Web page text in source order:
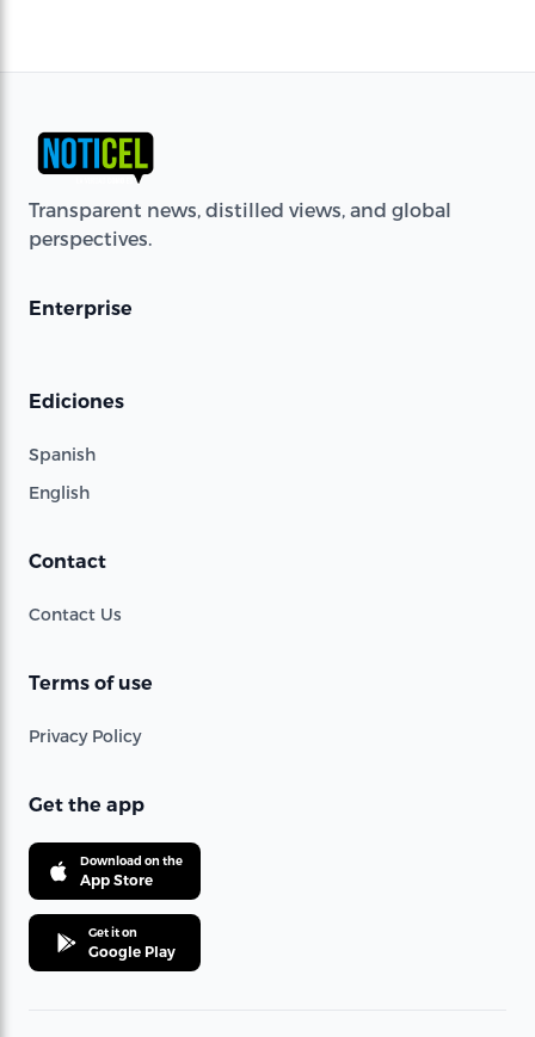
Transparent news, distilled views, and global
perspectives.
Enterprise
Ediciones
Spanish
English
Contact
Contact Us
Terms of use
Privacy Policy
Get the app
Download on the
App Store
Get it on
Google Play